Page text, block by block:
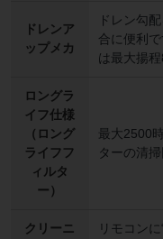
ドレンア
ップメカ
ドレン勾
合に便利
は最大揚程
ロングラ
イフ仕様
（ロング
ライフフ
ィルタ
ー）
最大2500
ターの清
クリーニ
リモコン